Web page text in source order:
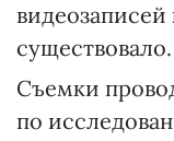
существовало.
Съемки
по